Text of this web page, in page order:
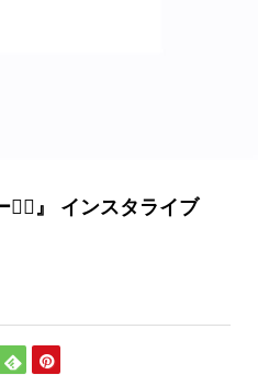
🏃‍♀️』 インスタライブ